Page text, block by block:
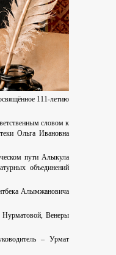
111-летию
словом к
Ольга Ивановна
пути Алыкула
объединений
Алымжановича
Нурматовой, Венеры
– Урмат